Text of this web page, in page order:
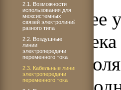
Поиск
годы ХХ
твердой
2.1. Возможности
использования для
межсистемных
связей электролиний
разного типа
2.2. Воздушные
линии
электропередачи
переменного тока
2.3. Кабельные линии
электропередачи
переменного тока